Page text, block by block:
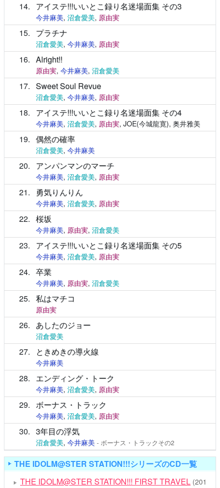
14 アイステ!!!いいとこ録り名迷場面集 その3
今井麻美, 沼倉愛美, 原由実
15 プラチナ
沼倉愛美, 今井麻美, 原由実
16 Alright!!
原由実, 今井麻美, 沼倉愛美
17 Sweet Soul Revue
沼倉愛美, 今井麻美, 原由実
18 アイステ!!!いいとこ録り名迷場面集 その4
今井麻美, 沼倉愛美, 原由実, JOE(今城龍寛), 奥井雅美
19 偶然の確率
沼倉愛美, 今井麻美
20 アンパンマンのマーチ
今井麻美, 沼倉愛美, 原由実
21 勇気りんりん
今井麻美, 沼倉愛美, 原由実
22 桜坂
今井麻美, 原由実, 沼倉愛美
23 アイステ!!!いいとこ録り名迷場面集 その5
今井麻美, 沼倉愛美, 原由実
24 卒業
今井麻美, 原由実, 沼倉愛美
25 私はマチコ
原由実
26 あしたのジョー
沼倉愛美
27 ときめきの導火線
今井麻美
28 エンディング・トーク
今井麻美, 沼倉愛美, 原由実
29 ボーナス・トラック
今井麻美, 沼倉愛美, 原由実
30 3年目の浮気
沼倉愛美, 今井麻美 - ボーナス・トラックその2
THE IDOLM@STER STATION!!!シリーズのCD一覧
THE IDOLM@STER STATION!!! FIRST TRAVEL (201